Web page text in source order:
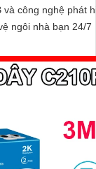
và công nghệ phát
ngôi nhà bạn 24/7